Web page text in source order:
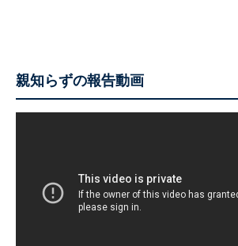
親知らずの報告動画